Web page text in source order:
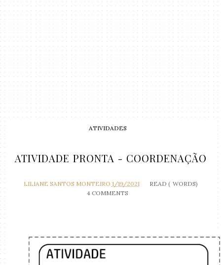
ATIVIDADES
ATIVIDADE PRONTA - COORDENAÇÃO
LILIANE SANTOS MONTEIRO 1/19/2021 READ ( WORDS)
4 COMMENTS